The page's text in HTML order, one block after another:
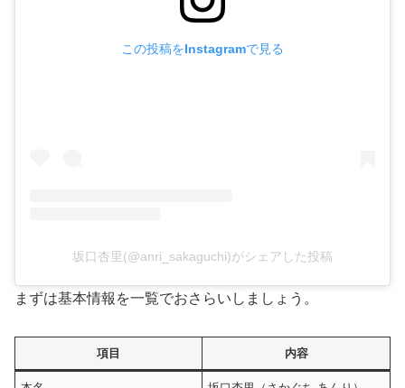
この投稿をInstagramで見る
坂口杏里(@anri_sakaguchi)がシェアした投稿
まずは基本情報を一覧でおさらいしましょう。
項目 内容